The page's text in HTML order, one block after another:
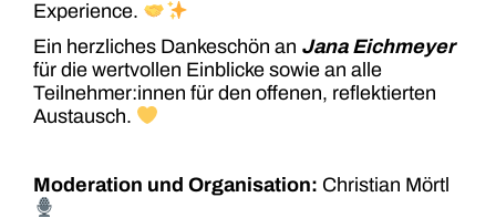
Experience.
Ein herzliches Dankeschön an Jana Eichmeyer
für die wertvollen Einblicke sowie an alle
Teilnehmer:innen für den offenen, reflektierten
Austausch.
Moderation und Organisation: Christian Mörtl